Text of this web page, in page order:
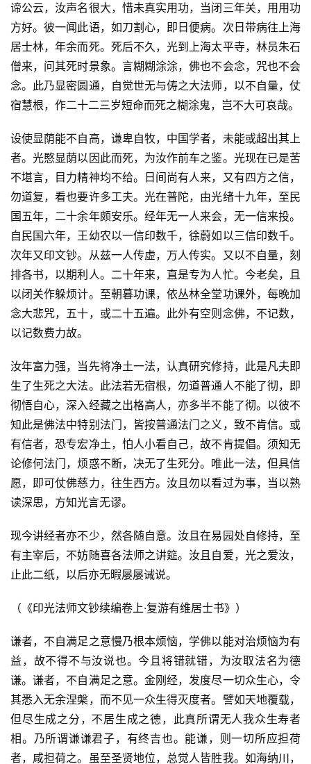
资
讯
八
点
僧
音
高
僧
访
谈
心
乐
菩
提
专
题
公
益
谛公云，汝声名很大，惜未真实用功，当闭三年关，用用功
方好。彼一闻此语，如刀割心，即日便病。次日带病往上海
居士林，年余而死。死后不久，光到上海太平寺，林员朱石
僧来，问其死时景象。言糊糊涂涂，佛也不会念，咒也不会
念。此乃显密圆通，自觉世无与俦之大法师，以不自量，仗
宿慧根，作二十二三岁短命而死之糊涂鬼，岂不大可哀哉。
设使显荫能不自高，谦卑自牧，中国学者，未能或超出其上
者。光愍显荫以因此而死，为汝作前车之鉴。光现在已是苦
不堪言，目力精神均不给。日间尚有人来，又有四方之信，
勿道复，看也要许多工夫。光在普陀，由光绪十九年，至民
国五年，二十余年颇安乐。经年无一人来会，无一信来投。
自民国六年，王幼农以一信印数千，徐蔚如以三信印数千。
次年又印文钞。从兹一人传虚，万人传实。又以不自量，刻
排各书，以期利人。二十年来，直是专为人忙。今老矣，且
以闭关作躲烦计。至朝暮功课，依丛林全堂功课外，每晚加
念大悲咒，五十，或二十五遍。此外有空则念佛，不记数，
以记数费力故。
汝年富力强，当先将净土一法，认真研究修持，此是凡夫即
生了生死之大法。此法若无宿根，勿道普通人不能了彻，即
彻悟自心，深入经藏之出格高人，亦多半不能了彻。以彼不
知此是佛法中特别法门，皆按普通法门之义，致不肯信。或
有信者，恐专宏净土，怕人小看自己，故不肯提倡。须知无
论修何法门，烦惑不断，决无了生死分。唯此一法，但具信
愿，即可仗佛慈力，往生西方。汝且勿以看过为事，当以熟
读深思，方知光言无谬。
现今讲经者亦不少，然各随自意。汝且在易园处自修持，至
有主宰后，不妨随喜各法师之讲筵。汝且自爱，光之爱汝，
止此二纸，以后亦无暇屡屡诫说。
（《印光法师文钞续编卷上·复游有维居士书》）
谦者，不自满足之意慢乃根本烦恼，学佛以能对治烦恼为有
益，故不得不与汝说也。今且将错就错，为汝取法名为德
谦。谦者，不自满足之意。金刚经，发度尽一切众生心，令
其悉入无余涅槃，而不见一众生得灭度者。譬如天地覆载，
但尽生成之分，不居生成之德，此真所谓无人我众生寿者
相。乃所谓谦谦君子，有终吉也。能谦，则一切所应担荷
者，咸担荷之。虽至圣贤地位，总觉人皆胜我。如海纳川，